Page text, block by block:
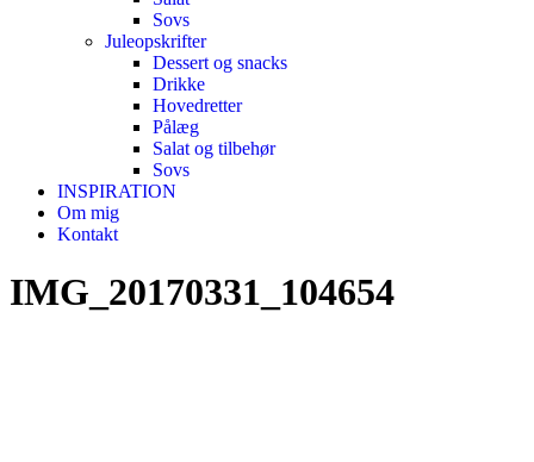
Sovs
Juleopskrifter
Dessert og snacks
Drikke
Hovedretter
Pålæg
Salat og tilbehør
Sovs
INSPIRATION
Om mig
Kontakt
IMG_20170331_104654